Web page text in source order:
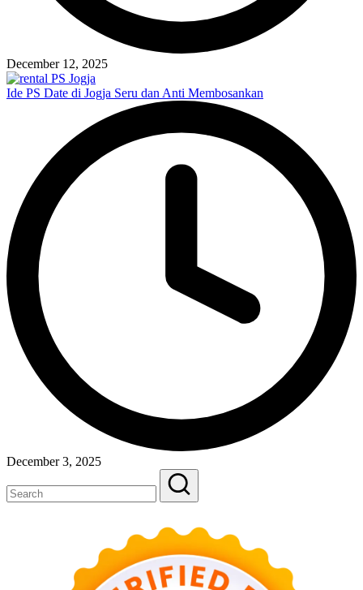
December 12, 2025
Ide PS Date di Jogja Seru dan Anti Membosankan
December 3, 2025